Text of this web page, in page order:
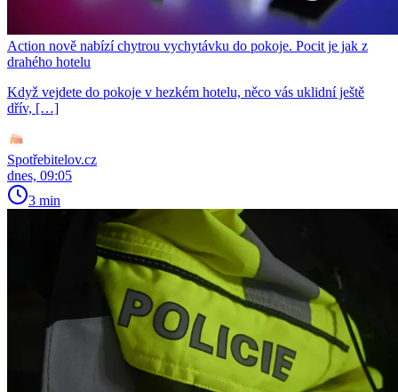
Action nově nabízí chytrou vychytávku do pokoje. Pocit je jak z
drahého hotelu
Když vejdete do pokoje v hezkém hotelu, něco vás uklidní ještě
dřív, […]
Spotřebitelov.cz
dnes, 09:05
3 min